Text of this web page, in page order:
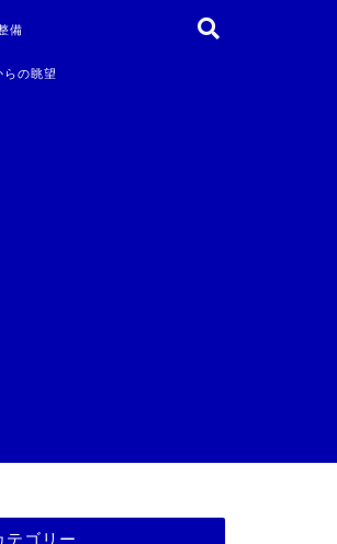
備
らの眺望
テゴリー